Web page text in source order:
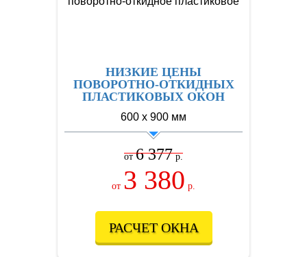
НИЗКИЕ ЦЕНЫ
ПОВОРОТНО-ОТКИДНЫХ
ПЛАСТИКОВЫХ ОКОН
600 х 900 мм
от6 377р.
от 3 380 р.
РАСЧЕТ ОКНА